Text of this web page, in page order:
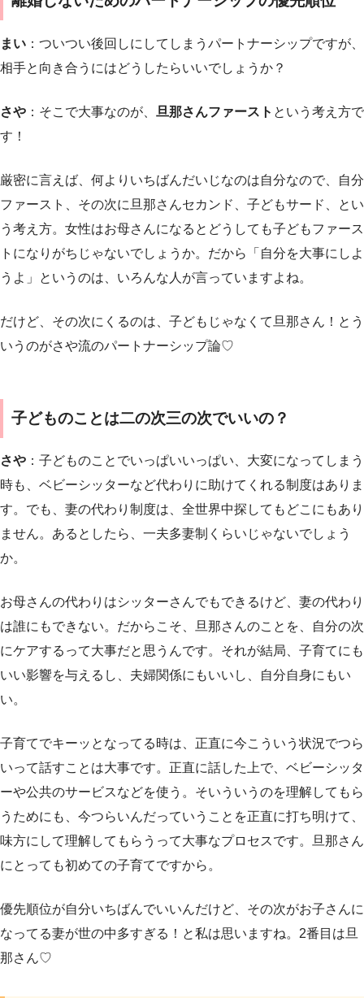
まい ：ついつい後回しにしてしまうパートナーシップですが、
相手と向き合うにはどうしたらいいでしょうか？
さや ：そこで大事なのが、 旦那さんファースト という考え方で
す！
厳密に言えば、何よりいちばんだいじなのは自分なので、
自分
ファースト、その次に旦那さんセカンド、子どもサード、とい
う考え方。女性はお母さんになるとどうしても子どもファース
トになりがちじゃないでしょうか。だから「自分を大事にしよ
うよ」というのは、いろんな人が言っていますよね。
だけど、その次にくるのは、子どもじゃなくて旦那さん！とう
いうのがさや流のパートナーシップ論♡
子どものことは二の次三の次でいいの？
さや ：子どものことでいっぱいいっぱい、大変になってしまう
時も、ベビーシッターなど代わりに助けてくれる制度はありま
す。でも、妻の代わり制度は、全世界中探してもどこにもあり
ません。あるとしたら、一夫多妻制くらいじゃないでしょう
か。
お母さんの代わりはシッターさんでもできるけど、妻の代わり
は誰にもできない。だからこそ、旦那さんのことを、自分の次
にケアするって大事だと思うんです。それが結局、子育てにも
いい影響を与えるし、夫婦関係にもいいし、自分自身にもい
い。
子育てでキーッとなってる時は、正直に今こういう状況でつら
いって話すことは大事です。正直に話した上で、ベビーシッタ
ーや公共のサービスなどを使う。そいういうのを理解してもら
うためにも、今つらいんだっていうことを正直に打ち明けて、
味方にして理解してもらうって大事なプロセスです。旦那さん
にとっても初めての子育てですから。
優先順位が自分いちばんでいいんだけど、その次がお子さんに
なってる妻が世の中多すぎる！と私は思いますね。2番目は旦
那さん♡